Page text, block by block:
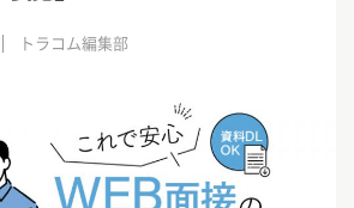
トラコム編集部